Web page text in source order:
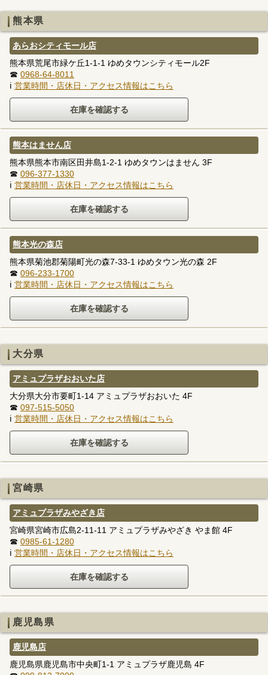
熊本県
あらおシティモール店
熊本県荒尾市緑ケ丘1-1-1 ゆめタウンシティモール2F
☎ 0968-64-8011
ℹ 営業時間・店休日・アクセス情報はこちら
熊本はません店
熊本県熊本市南区田井島1-2-1 ゆめタウンはません 3F
☎ 096-377-1330
ℹ 営業時間・店休日・アクセス情報はこちら
熊本光の森店
熊本県菊池郡菊陽町光の森7-33-1 ゆめタウン光の森 2F
☎ 096-233-1700
ℹ 営業時間・店休日・アクセス情報はこちら
大分県
アミュプラザおおいた店
大分県大分市要町1-14 アミュプラザおおいた 4F
☎ 097-515-5050
ℹ 営業時間・店休日・アクセス情報はこちら
宮崎県
アミュプラザみやざき店
宮崎県宮崎市広島2-11-11 アミュプラザみやざき やま館 4F
☎ 0985-61-1280
ℹ 営業時間・店休日・アクセス情報はこちら
鹿児島県
鹿児島店
鹿児島県鹿児島市中央町1-1 アミュプラザ鹿児島 4F